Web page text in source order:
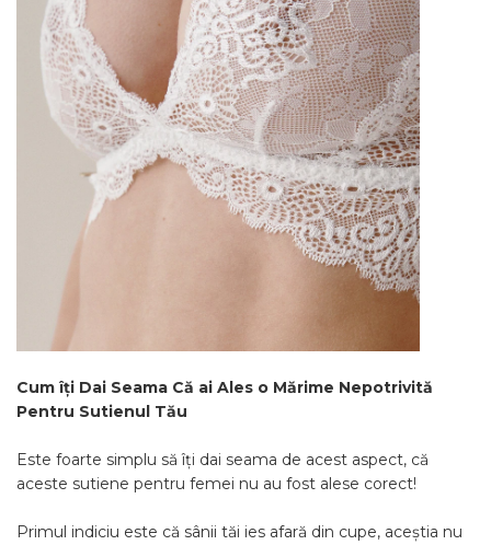
Cum îți Dai Seama Că ai Ales o Mărime Nepotrivită
Pentru Sutienul Tău
Este foarte simplu să îți dai seama de acest aspect, că
aceste sutiene pentru femei nu au fost alese corect!
Primul indiciu este că sânii tăi ies afară din cupe, aceștia nu